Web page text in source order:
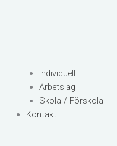
Individuell
Arbetslag
Skola / Förskola
Kontakt